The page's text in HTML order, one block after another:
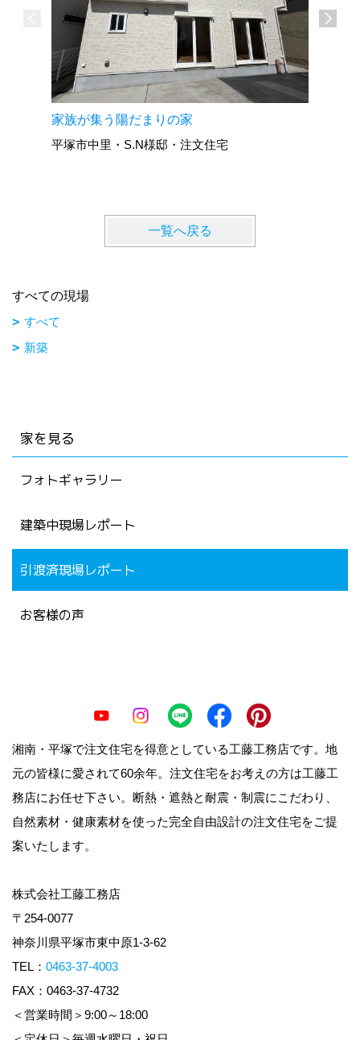
家族が集う陽だまりの家
平塚市中里・S.N様邸・注文住宅
一覧へ戻る
すべての現場
すべて
新築
家を見る
フォトギャラリー
建築中現場レポート
引渡済現場レポート
お客様の声
湘南・平塚で注文住宅を得意としている工藤工務店です。地
元の皆様に愛されて60余年。注文住宅をお考えの方は工藤工
務店にお任せ下さい。断熱・遮熱と耐震・制震にこだわり、
自然素材・健康素材を使った完全自由設計の注文住宅をご提
案いたします。
株式会社工藤工務店
〒254-0077
神奈川県平塚市東中原1-3-62
TEL： 0463-37-4003
FAX：0463-37-4732
＜営業時間＞9:00～18:00